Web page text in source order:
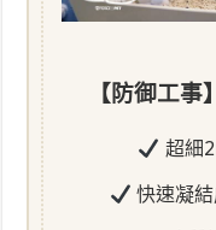
【防御工
超細
快速凝